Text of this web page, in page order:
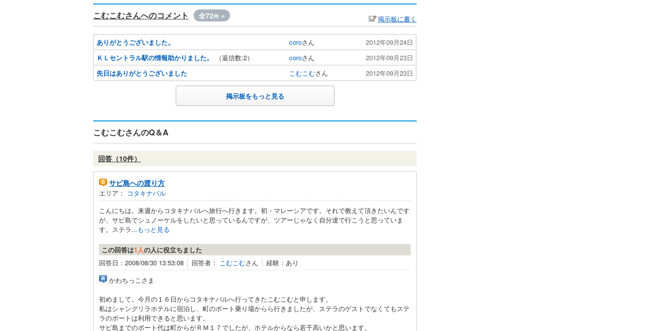
こむこむさんへのコメント 全72件 » 掲示板に書く
ありがとうございました。 coroさん
2012年09月24日
ＫＬセントラル駅の情報助かりました。
（返信数:2） coroさん
2012年09月23日
先日はありがとうございました
こむこむさん 2012年09月23日
掲示板をもっと見る
こむこむさんのQ＆A
回答（10件）
サピ島への渡り方
エリア： コタキナバル
こんにちは。来週からコタキナバルへ旅行へ行きます。初・マレーシアです。それで教えて頂きたいんです
が、サピ島でシュノーケルをしたいと思っているんですが、ツアーじゃなく自分達で行こうと思っていま
す。ステラ...もっと見る
この回答は1人の人に役立ちました
回答日：2008/08/30 13:53:08
回答者： こむこむさん
経験：あり
かわちっこさま
初めまして。今月の１６日からコタキナバルへ行ってきたこむこむと申します。
私はシャングリラホテルに宿泊し、町のボート乗り場からら行きましたが、ステラのゲストでなくてもステ
ラのボートは利用できると思います。
サピ島までのボート代は町からがＲＭ１７でしたが、ホテルからなら若干高いかと思います。